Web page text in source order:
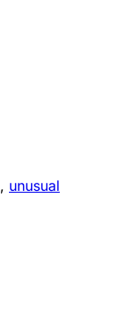
, unusual